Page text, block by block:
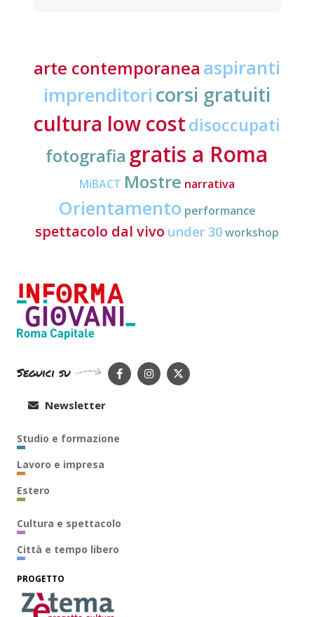
arte contemporanea aspiranti
imprenditori corsi gratuiti
cultura low costdisoccupati
fotografia gratis a Roma
MiBACT Mostre narrativa
Orientamento performance
spettacolo dal vivo under 30workshop
Seguici su
Newsletter
Studio e formazione
Lavoro e impresa
Estero
Cultura e spettacolo
Città e tempo libero
PROGETTO